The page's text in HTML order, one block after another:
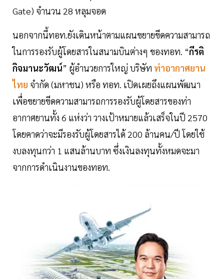
Gate) จำนวน 28 หลุมจอด
นอกจากนี้ทอท.ยังเดินหน้าตามแผนขยายขีดความสามารถ
ในการรองรับผู้โดยสารในสนามบินต่างๆ ของทอท. “กีรติ
กิจมานะวัฒน์” ผู้อำนวยการใหญ่ บริษัท ท่าอากาศยาน
ไทย จำกัด (มหาชน) หรือ ทอท. เปิดเผยถึงแผนพัฒนา
เพื่อขยายขีดความสามารถการรองรับผู้โดยสารของท่า
อากาศยานทั้ง 6 แห่งว่า วางเป้าหมายแล้วเสร็จในปี 2570
โดยคาดว่าจะมีรองรับผู้โดยสารได้ 200 ล้านคน/ปี โดยใช้
งบลงทุนกว่า 1 แสนล้านบาท ซึ่งเงินลงทุนทั้งหมดจะมา
จากการดำเนินงานของทอท.